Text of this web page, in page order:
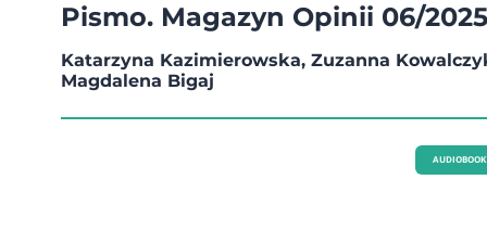
Pismo. Magazyn Opinii 06/2025
Katarzyna Kazimierowska, Zuzanna
Magdalena Bigaj
AUDIOBOOK